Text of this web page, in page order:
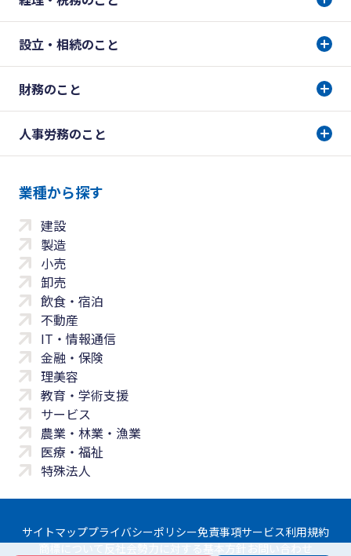
設立・相続のこと
財務のこと
人事労務のこと
業種から探す
建設
製造
小売
卸売
飲食・宿泊
不動産
IT・情報通信
金融・保険
理美容
教育・学術支援
サービス
農業・林業・漁業
医療・福祉
特殊法人
サイトマッププライバシーポリシー免責事項サービス利用規約
商標について 反社会勢力に対する基本方針 お問い合わせ